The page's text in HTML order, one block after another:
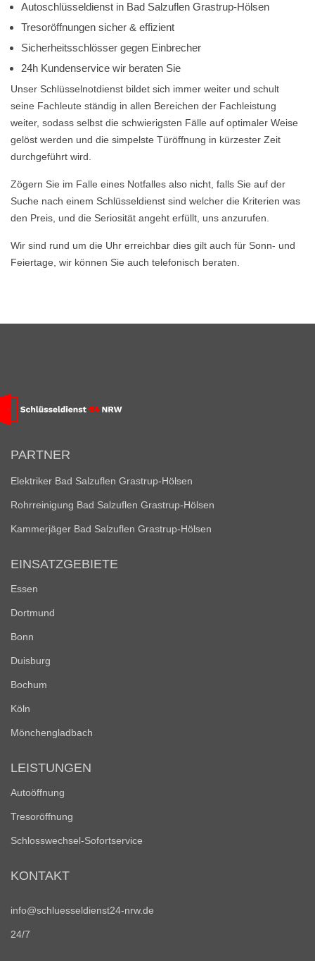
Autoschlüsseldienst in Bad Salzuflen Grastrup-Hölsen
Tresoröffnungen sicher & effizient
Sicherheitsschlösser gegen Einbrecher
24h Kundenservice wir beraten Sie
Unser Schlüsselnotdienst bildet sich immer weiter und schult
seine Fachleute ständig in allen Bereichen der Fachleistung
weiter, sodass selbst die schwierigsten Fälle auf optimaler Weise
gelöst werden und die simpelste Türöffnung in kürzester Zeit
durchgeführt wird.
Zögern Sie im Falle eines Notfalles also nicht, falls Sie auf der
Suche nach einem Schlüsseldienst sind welcher die Kriterien was
den Preis, und die Seriosität angeht erfüllt, uns anzurufen.
Wir sind rund um die Uhr erreichbar dies gilt auch für Sonn- und
Feiertage, wir können Sie auch telefonisch beraten.
PARTNER
Elektriker Bad Salzuflen Grastrup-Hölsen
Rohrreinigung Bad Salzuflen Grastrup-Hölsen
Kammerjäger Bad Salzuflen Grastrup-Hölsen
EINSATZGEBIETE
Essen
Dortmund
Bonn
Duisburg
Bochum
Köln
Mönchengladbach
LEISTUNGEN
Autoöffnung
Tresoröffnung
Schlosswechsel-Sofortservice
KONTAKT
info@schluesseldienst24-nrw.de
24/7